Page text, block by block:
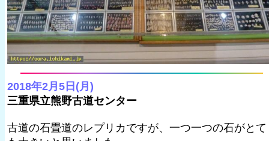
2018年2月5日(月)
三重県立熊野古道センター
古道の石畳道のレプリカですが、一つ一つの石がとて